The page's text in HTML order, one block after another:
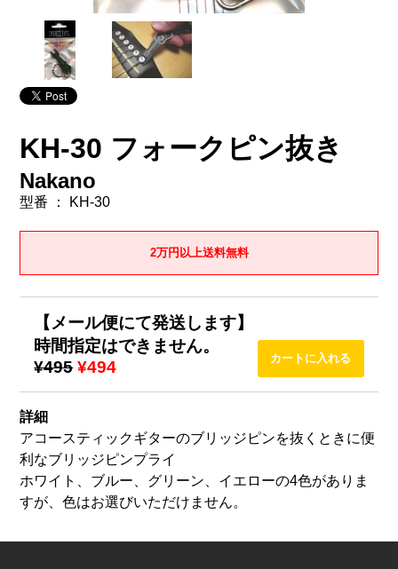
KH-30 フォークピン抜き
Nakano
型番 ： KH-30
2万円以上送料無料
【メール便にて発送します】
時間指定はできません。
¥495 ¥494
詳細
アコースティックギターのブリッジピンを抜くときに便
利なブリッジピンプライ
ホワイト、ブルー、グリーン、イエローの4色がありま
すが、色はお選びいただけません。